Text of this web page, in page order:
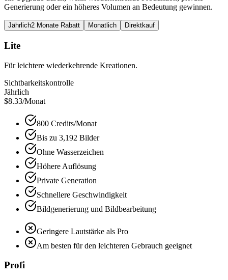
Generierung oder ein höheres Volumen an Bedeutung gewinnen.
Jährlich2 Monate Rabatt Monatlich Direktkauf
Lite
Für leichtere wiederkehrende Kreationen.
Sichtbarkeitskontrolle
Jährlich
$8.33/Monat
800 Credits/Monat
Bis zu 3,192 Bilder
Ohne Wasserzeichen
Höhere Auflösung
Private Generation
Schnellere Geschwindigkeit
Bildgenerierung und Bildbearbeitung
Geringere Lautstärke als Pro
Am besten für den leichteren Gebrauch geeignet
Profi